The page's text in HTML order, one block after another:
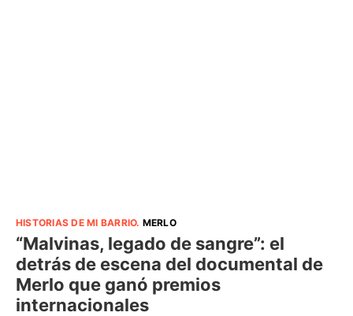
HISTORIAS DE MI BARRIO. MERLO
“Malvinas, legado de sangre”: el
detrás de escena del documental de
Merlo que ganó premios
internacionales